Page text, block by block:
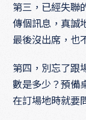
第三，已經失聯
傳個訊息，真誠
最後沒出席，也
第四，別忘了跟
數是多少？預備
在訂場地時就要